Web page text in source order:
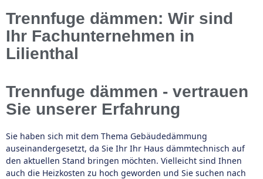
Trennfuge dämmen: Wir sind
Ihr Fachunternehmen in
Lilienthal
Trennfuge dämmen - vertrauen
Sie unserer Erfahrung
Sie haben sich mit dem Thema Gebäudedämmung
auseinandergesetzt, da Sie Ihr Ihr Haus dämmtechnisch auf
den aktuellen Stand bringen möchten. Vielleicht sind Ihnen
auch die Heizkosten zu hoch geworden und Sie suchen nach